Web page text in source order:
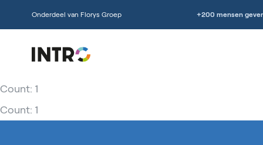
Count: 1
Count: 1
Onderdeel van Florys Groep +200 mensen